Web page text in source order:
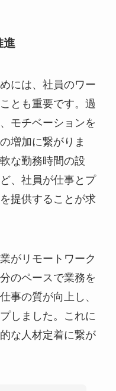
進
には、社員のワー
とも重要です。過
モチベーションを
増加に繋がりま
な勤務時間の設
、社員が仕事とプ
提供することが求
がリモートワーク
のペースで業務を
事の質が向上し、
しました。これに
な人材定着に繋が